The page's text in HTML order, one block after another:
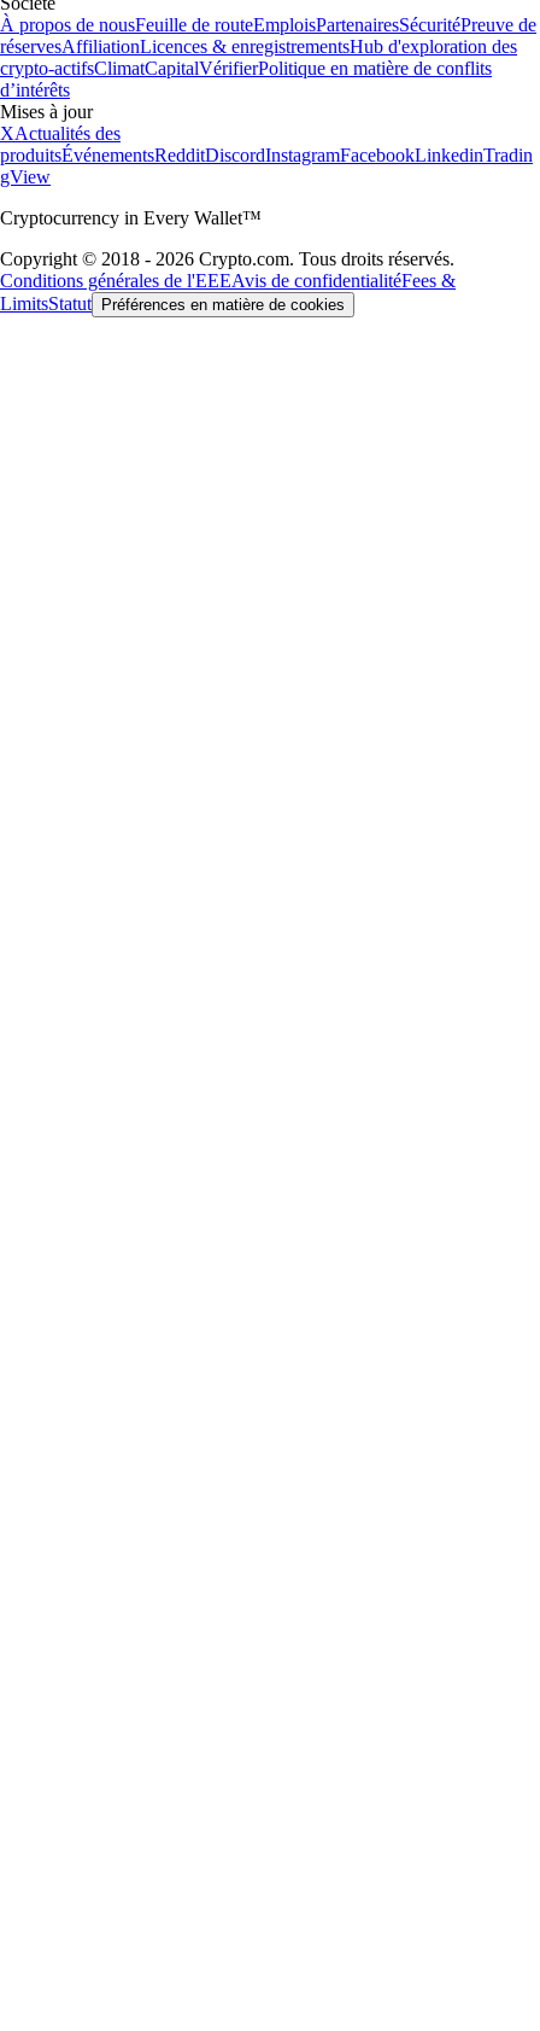
À propos de nousFeuille de routeEmploisPartenairesSécuritéPreuve de
réservesAffiliationLicences & enregistrementsHub d'exploration des
crypto-actifsClimatCapitalVérifierPolitique en matière de conflits
d’intérêts
Mises à jour
XActualités des
produitsÉvénementsRedditDiscordInstagramFacebookLinkedinTradin
gView
Cryptocurrency in Every Wallet™
Copyright © 2018 - 2026 Crypto.com. Tous droits réservés.
Conditions générales de l'EEEAvis de confidentialitéFees &
LimitsStatut Préférences en matière de cookies